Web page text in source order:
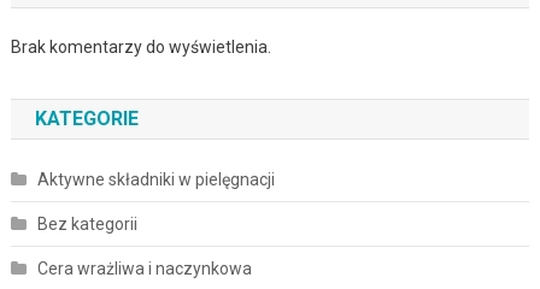
Brak komentarzy do wyświetlenia.
KATEGORIE
Aktywne składniki w pielęgnacji
Bez kategorii
Cera wrażliwa i naczynkowa